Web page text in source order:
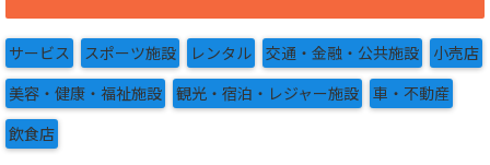
イ
ブ
サービス スポーツ施設 レンタル 交通・金融・公共施設 小売店
美容・健康・福祉施設 観光・宿泊・レジャー施設 車・不動産
飲食店